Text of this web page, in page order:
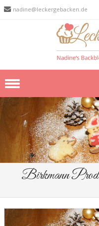
nadine@leckergebacken.de
Skip to content
Birkmann